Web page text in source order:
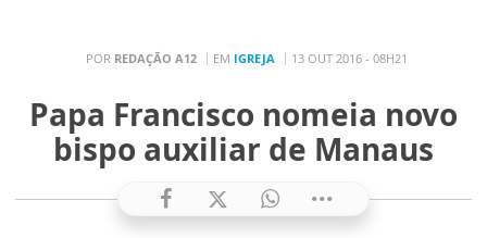
POR REDAÇÃO A12 EM IGREJA 13 OUT 2016 - 08H21
Papa Francisco nomeia novo
bispo auxiliar de Manaus